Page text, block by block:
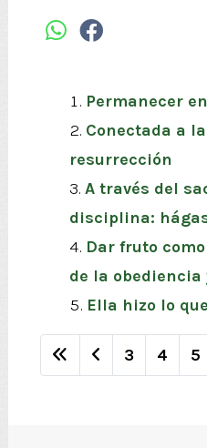
Permanecer
Conectada a
resurrección
A través del
disciplina:
Dar fruto
de la obediencia
Ella hizo lo
3 4 5